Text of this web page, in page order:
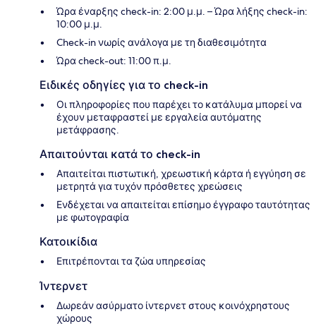
Ώρα έναρξης check-in: 2:00 μ.μ. – Ώρα λήξης check-in:
10:00 μ.μ.
Check-in νωρίς ανάλογα με τη διαθεσιμότητα
Ώρα check-out: 11:00 π.μ.
Ειδικές οδηγίες για το check-in
Οι πληροφορίες που παρέχει το κατάλυμα μπορεί να
έχουν μεταφραστεί με εργαλεία αυτόματης
μετάφρασης.
Απαιτούνται κατά το check-in
Απαιτείται πιστωτική, χρεωστική κάρτα ή εγγύηση σε
μετρητά για τυχόν πρόσθετες χρεώσεις
Ενδέχεται να απαιτείται επίσημο έγγραφο ταυτότητας
με φωτογραφία
Κατοικίδια
Επιτρέπονται τα ζώα υπηρεσίας
Ίντερνετ
Δωρεάν ασύρματο ίντερνετ στους κοινόχρηστους
χώρους